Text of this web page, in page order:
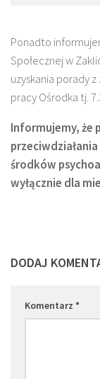
Ponadto
Społecznej w
uzyskania porady
pracy Ośrodka tj.
Informujemy, że
środków
wyłącznie dla
DODAJ
Komentarz *